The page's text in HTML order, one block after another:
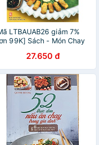
LTBAUAB26 giảm 7%
99K] Sách - Món Chay
27.650 đ